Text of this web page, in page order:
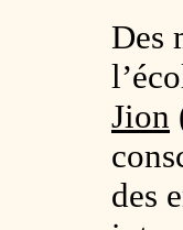
Des
Jion
des